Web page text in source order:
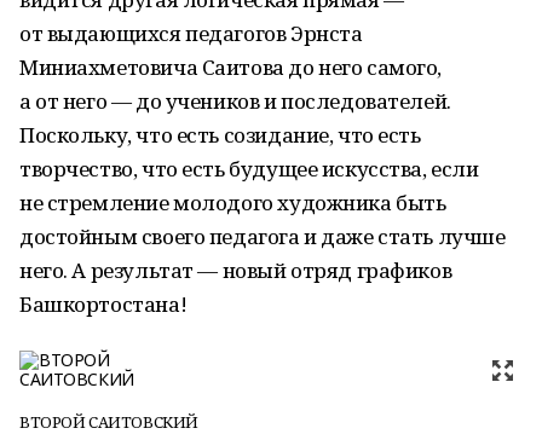
от выдающихся педагогов Эрнста
Миниахметовича Саитова до него самого,
а от него — до учеников и последователей.
Поскольку, что есть созидание, что есть
творчество, что есть будущее искусства, если
не стремление молодого художника быть
достойным своего педагога и даже стать лучше
него. А результат — новый отряд графиков
Башкортостана!
ВТОРОЙ САИТОВСКИЙ